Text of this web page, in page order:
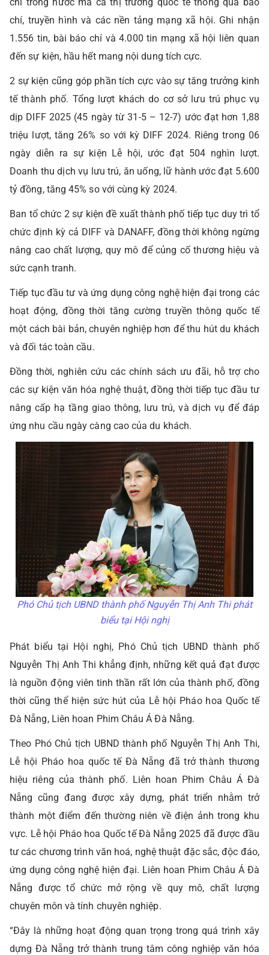
chí, truyền hình và các nền tảng mạng xã hội. Ghi nhận
1.556 tin, bài báo chí và 4.000 tin mạng xã hội liên quan
đến sự kiện, hầu hết mang nội dung tích cực.
2 sự kiện cũng góp phần tích cực vào sự tăng trưởng kinh
tế thành phố. Tổng lượt khách do cơ sở lưu trú phục vụ
dịp DIFF 2025 (45 ngày từ 31-5 – 12-7) ước đạt hơn 1,88
triệu lượt, tăng 26% so với kỳ DIFF 2024. Riêng trong 06
ngày diễn ra sự kiện Lễ hội, ước đạt 504 nghìn lượt.
Doanh thu dịch vụ lưu trú, ăn uống, lữ hành ước đạt 5.600
tỷ đồng, tăng 45% so với cùng kỳ 2024.
Ban tổ chức 2 sự kiện đề xuất thành phố tiếp tục duy trì tổ
chức định kỳ cả DIFF và DANAFF, đồng thời không ngừng
nâng cao chất lượng, quy mô để củng cố thương hiệu và
sức cạnh tranh.
Tiếp tục đầu tư và ứng dụng công nghệ hiện đại trong các
hoạt động, đồng thời tăng cường truyền thông quốc tế
một cách bài bản, chuyên nghiệp hơn để thu hút du khách
và đối tác toàn cầu.
Đồng thời, nghiên cứu các chính sách ưu đãi, hỗ trợ cho
các sự kiện văn hóa nghệ thuật, đồng thời tiếp tục đầu tư
nâng cấp hạ tầng giao thông, lưu trú, và dịch vụ để đáp
ứng nhu cầu ngày càng cao của du khách.
Phó Chủ tịch UBND thành phố Nguyễn Thị Anh Thi phát
biểu tại Hội nghị
Phát biểu tại Hội nghị, Phó Chủ tịch UBND thành phố
Nguyễn Thị Anh Thi khẳng định, những kết quả đạt được
là nguồn động viên tinh thần rất lớn của thành phố, đồng
thời cũng thể hiện sức hút của Lễ hội Pháo hoa Quốc tế
Đà Nẵng, Liên hoan Phim Châu Á Đà Nẵng.
Theo Phó Chủ tịch UBND thành phố Nguyễn Thị Anh Thi,
Lễ hội Pháo hoa quốc tế Đà Nẵng đã trở thành thương
hiệu riêng của thành phố. Liên hoan Phim Châu Á Đà
Nẵng cũng đang được xây dựng, phát triển nhằm trở
thành một điểm đến thường niên về điện ảnh trong khu
vực. Lễ hội Pháo hoa Quốc tế Đà Nẵng 2025 đã được đầu
tư các chương trình văn hoá, nghệ thuật đặc sắc, độc đáo,
ứng dụng công nghệ hiện đại. Liên hoan Phim Châu Á Đà
Nẵng được tổ chức mở rộng về quy mô, chất lượng
chuyên môn và tính chuyên nghiệp.
“Đây là những hoạt động quan trọng trong quá trình xây
dựng Đà Nẵng trở thành trung tâm công nghiệp văn hóa